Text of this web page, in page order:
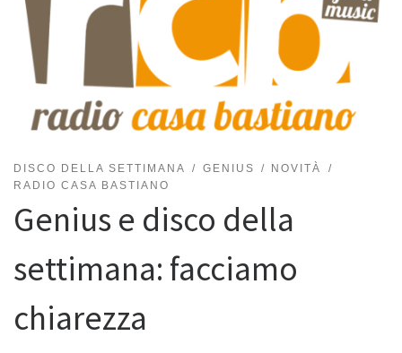
DISCO DELLA SETTIMANA GENIUS
NOVITÀ
RADIO CASA BASTIANO
Genius e disco della
settimana: facciamo
chiarezza